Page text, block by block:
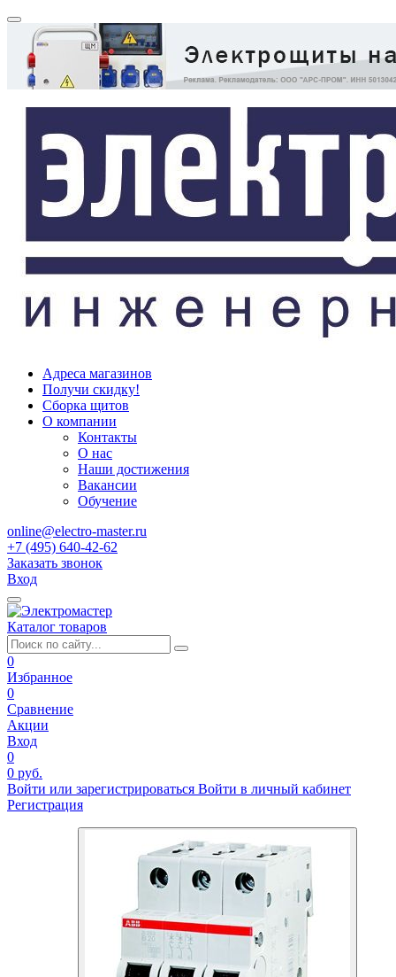
Адреса магазинов
Получи скидку!
Сборка щитов
О компании
Контакты
О нас
Наши достижения
Вакансии
Обучение
online@electro-master.ru
+7 (495) 640-42-62
Заказать звонок
Вход
Каталог товаров
0
Избранное
0
Сравнение
Акции
Вход
0
0 руб.
Войти или зарегистрироваться Войти в личный кабинет
Регистрация